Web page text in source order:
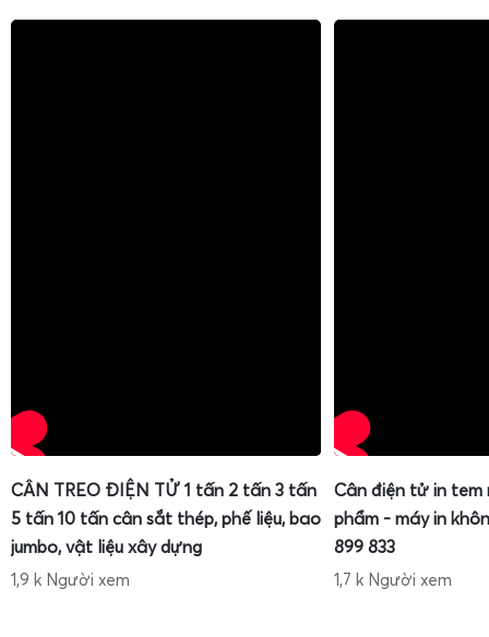
CÂN TREO ĐIỆN TỬ 1 tấn 2 tấn 3 tấn
5 tấn 10 tấn cân sắt thép, phế liệu, bao
jumbo, vật liệu xây dựng
1,9 k Người xem
Cân điện tử in tem
phẩm - máy in
899 833
1,7 k Người xem